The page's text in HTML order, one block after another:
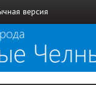
версия